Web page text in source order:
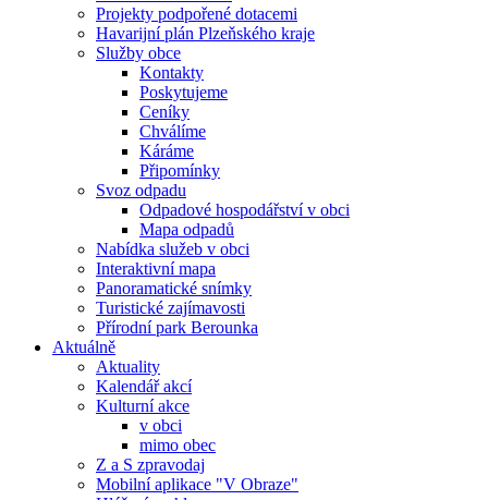
Projekty podpořené dotacemi
Havarijní plán Plzeňského kraje
Služby obce
Kontakty
Poskytujeme
Ceníky
Chválíme
Káráme
Připomínky
Svoz odpadu
Odpadové hospodářství v obci
Mapa odpadů
Nabídka služeb v obci
Interaktivní mapa
Panoramatické snímky
Turistické zajímavosti
Přírodní park Berounka
Aktuálně
Aktuality
Kalendář akcí
Kulturní akce
v obci
mimo obec
Z a S zpravodaj
Mobilní aplikace "V Obraze"